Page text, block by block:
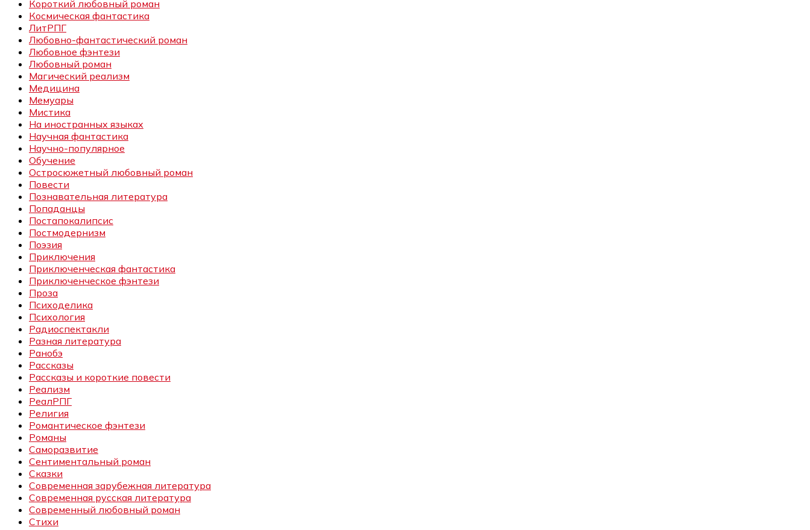
Короткий любовный роман
Космическая фантастика
ЛитРПГ
Любовно-фантастический роман
Любовное фэнтези
Любовный роман
Магический реализм
Медицина
Мемуары
Мистика
На иностранных языках
Научная фантастика
Научно-популярное
Обучение
Остросюжетный любовный роман
Повести
Познавательная литература
Попаданцы
Постапокалипсис
Постмодернизм
Поэзия
Приключения
Приключенческая фантастика
Приключенческое фэнтези
Проза
Психоделика
Психология
Радиоспектакли
Разная литература
Ранобэ
Рассказы
Рассказы и короткие повести
Реализм
РеалРПГ
Религия
Романтическое фэнтези
Романы
Саморазвитие
Сентиментальный роман
Сказки
Современная зарубежная литература
Современная русская литература
Современный любовный роман
Стихи